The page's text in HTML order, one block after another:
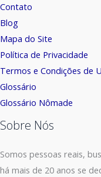
Contato
Blog
Mapa do Site
Política de Privacidade
Termos e Condições de
Glossário
Glossário Nômade
Sobre Nós
Somos pessoas reais,
há mais de 20 anos se